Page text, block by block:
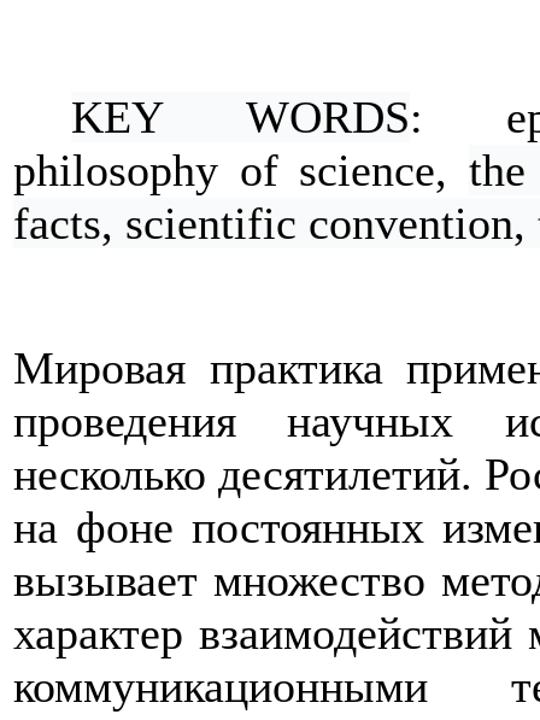
KEY WORDS:
philosophy of science,
facts, scientific convention,
Мировая практика
проведения научных
несколько десятилетий.
на фоне постоянных
вызывает множество
характер
коммуникационными